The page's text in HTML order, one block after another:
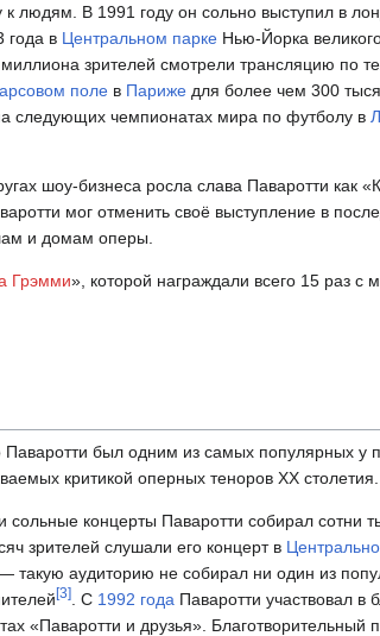
людям. В 1991 году он сольно выступил в
года в Центральном парке Нью-Йорка
зрителей смотрели трансляцию по
поле в Париже для более чем 300
следующих чемпионатах мира по футболу в
шоу-бизнеса росла слава Паваротти как
мог отменить своё выступление в
и домам оперы.
Грэмми», которой награждали всего 15 раз с
Паваротти был одним из самых популярных у
критикой оперных теноров XX столетия.
сольные концерты Паваротти собирал сотни
зрителей слушали его концерт в
такую аудиторию не собирал ни один из
[3]. С 1992 года Паваротти участвовал в
«Паваротти и друзья». Благотворительный